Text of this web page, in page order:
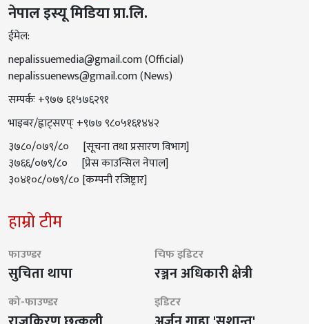
नेपाल इस्यू मिडिया प्रा.लि.
ईमेल:
nepalissuemedia@gmail.com(Official)
nepalissuenews@gmail.com(News)
सम्पर्कः +९७७ ६१५७६२९१
भाइबर/ह्वाट्सएप्ः +९७७ ९८०५१६१४४२
३७८०/०७९/८० [सूचना तथा प्रसारण विभाग]
३७६६/०७९/८० [प्रेस काउन्सिल नेपाल]
३०४१०८/०७९/८० [कम्पनी रजिष्ट्रार]
हाम्रो टीम
फाउण्डर
सुचिता थापा
चिफ इडिटर
रञ्जन अधिकारी क्षेत्री
को-फाउण्डर इडिटर